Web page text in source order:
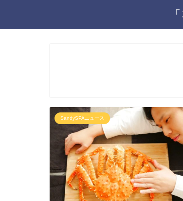
SandySPAニュース